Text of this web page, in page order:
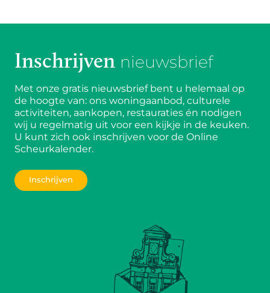
Inschrijven nieuwsbrief
Met onze gratis nieuwsbrief bent u helemaal op
de hoogte van: ons woningaanbod, culturele
activiteiten, aankopen, restauraties én nodigen
wij u regelmatig uit voor een kijkje in de keuken.
U kunt zich ook inschrijven voor de Online
Scheurkalender.
Inschrijven